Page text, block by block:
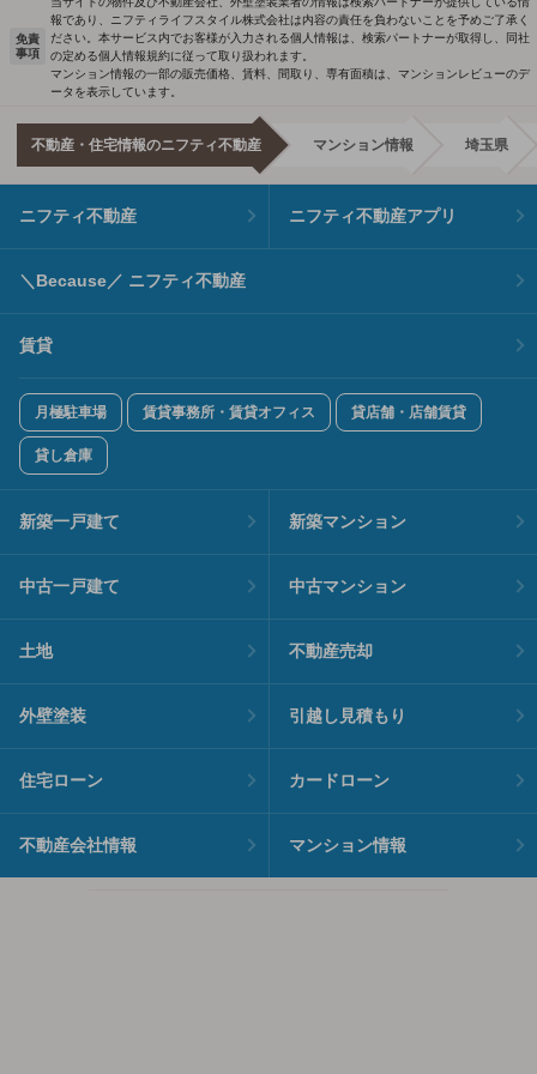
免責
事項
報であり、ニフティライフスタイル株式会社は内容の責任を負わないことを予めご了承く
ださい。本サービス内でお客様が入力される個人情報は、検索パートナーが取得し、同社
の定める個人情報規約に従って取り扱われます。
マンション情報の一部の販売価格、賃料、間取り、専有面積は、マンションレビューのデ
ータを表示しています。
不動産・住宅情報のニフティ不動産 マンション情報 埼玉県
ニフティ不動産 ニフティ不動産アプリ
＼Because／ ニフティ不動産
賃貸
月極駐車場 賃貸事務所・賃貸オフィス 貸店舗・店舗賃貸
貸し倉庫
新築一戸建て 新築マンション
中古一戸建て 中古マンション
土地 不動産売却
外壁塗装 引越し見積もり
住宅ローン カードローン
不動産会社情報 マンション情報